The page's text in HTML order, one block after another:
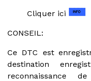
Cliquer ici
CONSEIL:
Ce DTC est
destination
reconnaissance